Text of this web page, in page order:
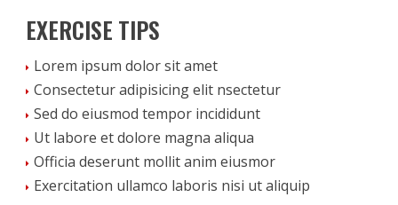
EXERCISE TIPS
Lorem ipsum dolor sit amet
Consectetur adipisicing elit nsectetur
Sed do eiusmod tempor incididunt
Ut labore et dolore magna aliqua
Officia deserunt mollit anim eiusmor
Exercitation ullamco laboris nisi ut aliquip